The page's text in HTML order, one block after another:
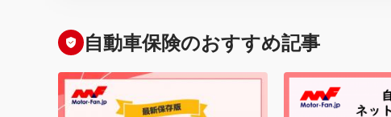
自動車保険のおすすめ記事